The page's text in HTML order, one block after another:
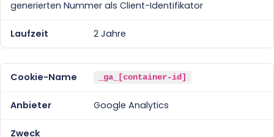
generierten Nummer als Client-Identifikator
2 Jahre
_ga_[container-id]
Google Analytics